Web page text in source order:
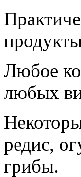
Любое
любых
редис,
грибы.